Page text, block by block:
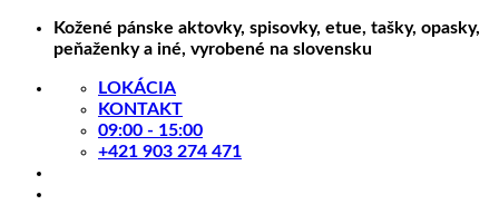
Skip
Kožené pánske aktovky, spisovky, etue, tašky, opasky,
peňaženky a iné, vyrobené na slovensku
LOKÁCIA
KONTAKT
09:00 - 15:00
+421 903 274 471